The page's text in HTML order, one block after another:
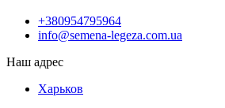
+380954795964
info@semena-legeza.com.ua
Наш адрес
Харьков